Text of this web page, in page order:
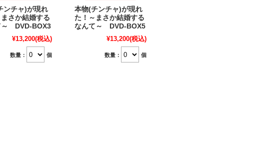
ンチャ)が現れ
さか結婚する
～ DVD-BOX3
¥13,200(税込)
数量： 個
本物(チンチャ)が現れ
た！～まさか結婚する
なんて～ DVD-BOX5
¥13,200(税込)
数量： 個